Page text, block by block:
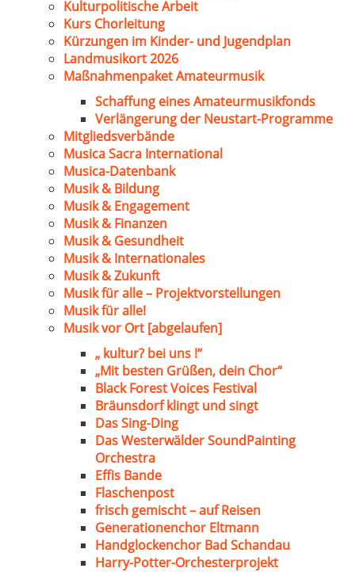
Kulturpolitische Arbeit
Kurs Chorleitung
Kürzungen im Kinder- und Jugendplan
Landmusikort 2026
Maßnahmenpaket Amateurmusik
Schaffung eines Amateurmusikfonds
Verlängerung der Neustart-Programme
Mitgliedsverbände
Musica Sacra International
Musica-Datenbank
Musik & Bildung
Musik & Engagement
Musik & Finanzen
Musik & Gesundheit
Musik & Internationales
Musik & Zukunft
Musik für alle – Projektvorstellungen
Musik für alle!
Musik vor Ort [abgelaufen]
„ kultur? bei uns !“
„Mit besten Grüßen, dein Chor“
Black Forest Voices Festival
Bräunsdorf klingt und singt
Das Sing-Ding
Das Westerwälder SoundPainting
Orchestra
Effis Bande
Flaschenpost
frisch gemischt – auf Reisen
Generationenchor Eltmann
Handglockenchor Bad Schandau
Harry-Potter-Orchesterprojekt